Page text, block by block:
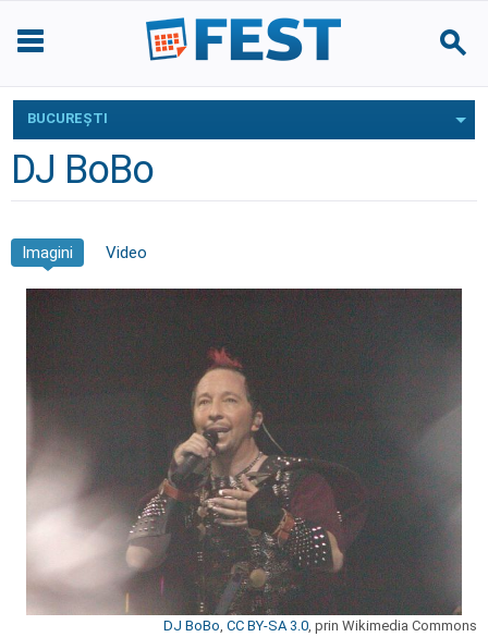
BUCUREŞTI
DJ BoBo
Imagini Video
DJ BoBo, CC BY-SA 3.0, prin Wikimedia Commons